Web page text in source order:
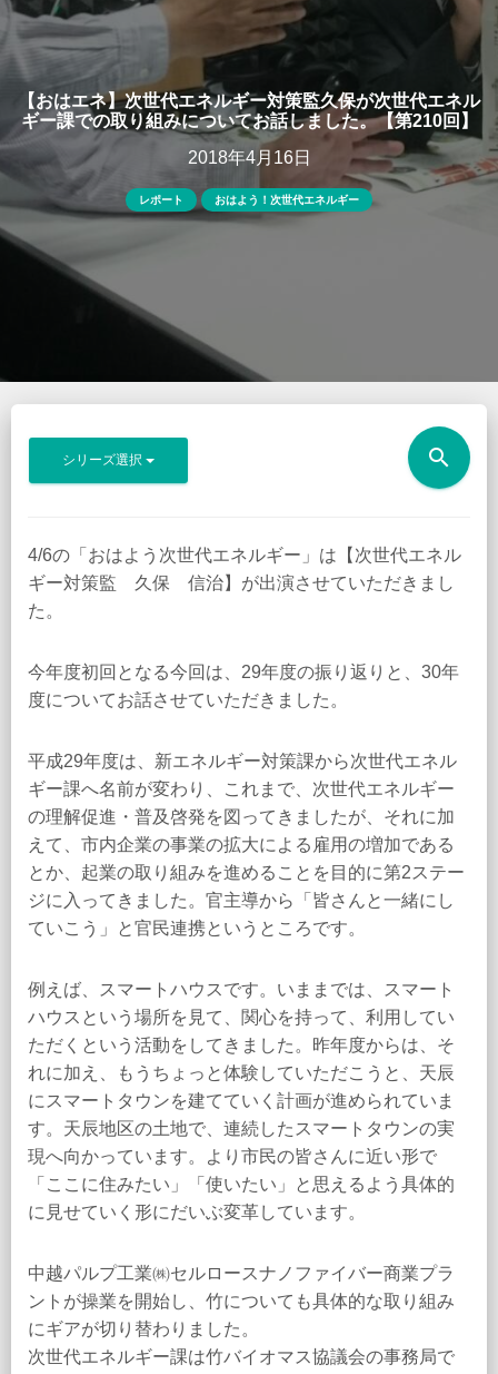
【おはエネ】次世代エネルギー対策監久保が次世代エネル
ギー課での取り組みについてお話しました。【第210回】
2018年4月16日
レポート おはよう！次世代エネルギー
シリーズ選択 search
4/6の「おはよう次世代エネルギー」は【次世代エネル
ギー対策監 久保 信治】が出演させていただきまし
た。
今年度初回となる今回は、29年度の振り返りと、30年
度についてお話させていただきました。
平成29年度は、新エネルギー対策課から次世代エネル
ギー課へ名前が変わり、これまで、次世代エネルギー
の理解促進・普及啓発を図ってきましたが、それに加
えて、市内企業の事業の拡大による雇用の増加である
とか、起業の取り組みを進めることを目的に第2ステー
ジに入ってきました。官主導から「皆さんと一緒にし
ていこう」と官民連携というところです。
例えば、スマートハウスです。いままでは、スマート
ハウスという場所を見て、関心を持って、利用してい
ただくという活動をしてきました。昨年度からは、そ
れに加え、もうちょっと体験していただこうと、天辰
にスマートタウンを建てていく計画が進められていま
す。天辰地区の土地で、連続したスマートタウンの実
現へ向かっています。より市民の皆さんに近い形で
「ここに住みたい」「使いたい」と思えるよう具体的
に見せていく形にだいぶ変革しています。
中越パルプ工業㈱セルロースナノファイバー商業プラ
ントが操業を開始し、竹についても具体的な取り組み
にギアが切り替わりました。
次世代エネルギー課は竹バイオマス協議会の事務局で